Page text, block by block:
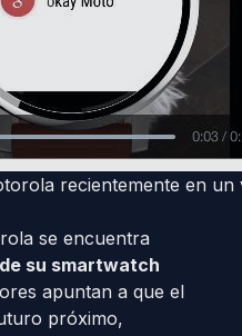
recientemente en un
se encuentra
su smartwatch
apuntan a que el
próximo,